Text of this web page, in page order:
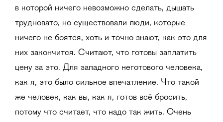
в которой ничего невозможно сделать, дышать
трудновато, но существовали люди, которые
ничего не боятся, хоть и точно знают, как это для
них закончится. Считают, что готовы заплатить
цену за это. Для западного неготового человека,
как я, это было сильное впечатление. Что такой
же человек, как вы, как я, готов всё бросить,
потому что считает, что надо так жить. Очень